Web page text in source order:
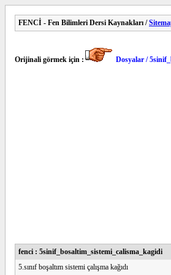
FENCİ - Fen Bilimleri Dersi Kaynakları /
Orijinali görmek için : Dosyalar /
fenci : 5sinif_bosaltim_sistemi_calisma_kagidi
5.sınıf boşaltım sistemi çalışma kağıdı